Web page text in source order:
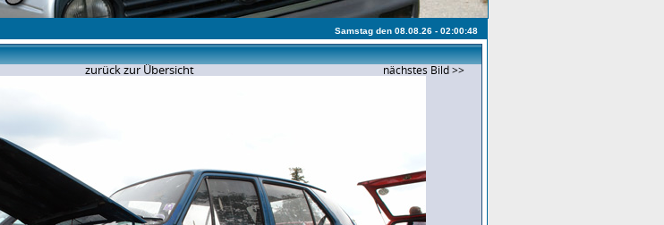
Samstag den 08.08.26 - 02:00:48
zurück zur Übersicht nächstes Bild >>